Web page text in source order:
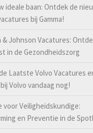
ideale baan: Ontdek de
bij Gamma!
& Johnson Vacatures:
in de Gezondheidszorg
Laatste Volvo Vacatures
Volvo vandaag nog!
voor Veiligheidskundige:
en Preventie in de